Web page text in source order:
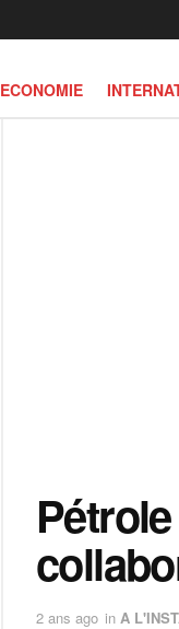
ECONOMIE
2 ans ago in A